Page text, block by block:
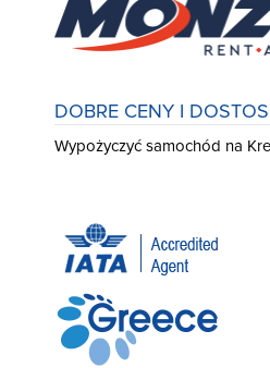
DOBRE CENY I
Wypożyczyć samochód na